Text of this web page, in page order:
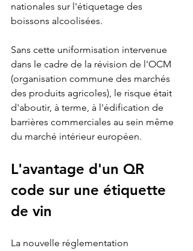
nationales sur l'étiquetage des
boissons alcoolisées.
Sans cette uniformisation intervenue
dans le cadre de la révision de l'OCM
(organisation commune des marchés
des produits agricoles), le risque était
d'aboutir, à terme, à l'édification de
barrières commerciales au sein même
du marché intérieur européen.
L'avantage d'un QR
code sur une étiquette
de vin
La nouvelle réglementation